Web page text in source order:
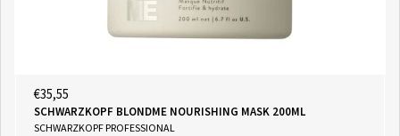
€35,55
SCHWARZKOPF BLONDME NOURISHING MASK 200ML
SCHWARZKOPF PROFESSIONAL